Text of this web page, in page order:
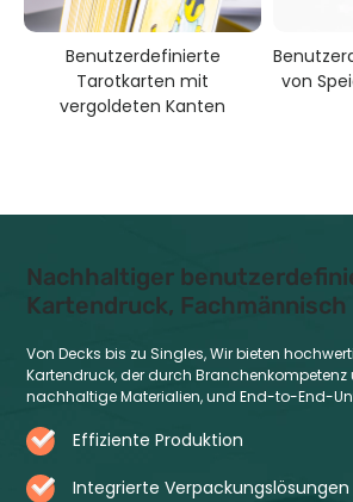
Benutzerdefinierte
Tarotkarten mit
vergoldeten Kanten
von
Nachhaltiger
Kartendruck,
Von Decks bis zu Singles, Wir bieten
Kartendruck, der durch Branchenkompetenz
nachhaltige Materialien, und End-to-End-
Effiziente Produktion
Integrierte Verpackungslösungen